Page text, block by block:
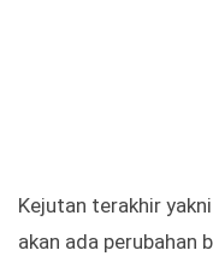
Kejutan terakhir
akan ada perubahan